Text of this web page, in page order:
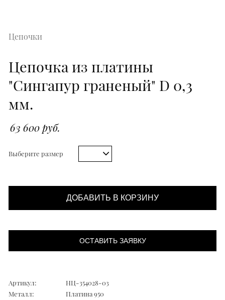
Цепочки
Цепочка из платины
"Сингапур граненый" D 0,3
мм.
63 600 руб.
Выберите размер
ДОБАВИТЬ В КОРЗИНУ
ОСТАВИТЬ ЗАЯВКУ
Артикул:
НЦ-354028-03
Металл:
Платина 950